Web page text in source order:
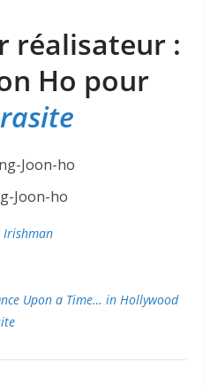
réalisateur :
Ho pour
Joon-ho
Irishman
Upon a Time… in Hollywood